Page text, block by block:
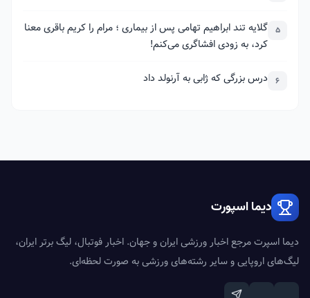
5 گلایه تند ابراهیم تهامی پس از بیماری ؛ مرام را کریم باقری معنا
کرد، به زودی افشاگری می‌کنم!
6 درس بزرگی که ژابی به آرنولد داد
دیما اسپورت
دیما اسپرت مرجع اخبار ورزشی ایران و جهان. اخبار فوتبال، لیگ برتر ایران،
لیگ‌های اروپایی و سایر رشته‌های ورزشی به صورت لحظه‌ای.